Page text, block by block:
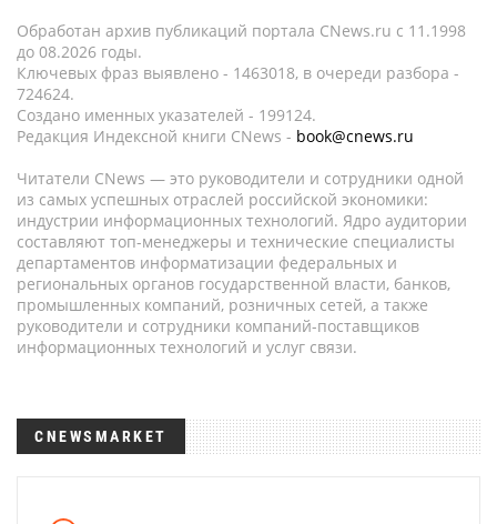
Обработан архив публикаций портала CNews.ru c 11.1998
до 08.2026 годы.
Ключевых фраз выявлено - 1463018, в очереди разбора -
724624.
Создано именных указателей - 199124.
Редакция Индексной книги CNews - book@cnews.ru
Читатели CNews — это руководители и сотрудники одной
из самых успешных отраслей российской экономики:
индустрии информационных технологий. Ядро аудитории
составляют топ-менеджеры и технические специалисты
департаментов информатизации федеральных и
региональных органов государственной власти, банков,
промышленных компаний, розничных сетей, а также
руководители и сотрудники компаний-поставщиков
информационных технологий и услуг связи.
CNEWSMARKET